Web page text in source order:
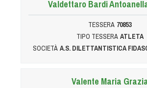
Valdettaro Bardi
TESSERA 70853
TIPO TESSERA ATLETA
SOCIETÀ A.S. DILETTANTISTICA
Valente Maria
Sleddog